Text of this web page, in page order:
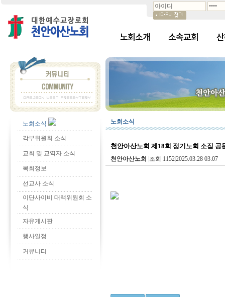
노회소개 소속교회
노회소식
각부위원회 소식
교회 및 교역자 소식
목회정보
선교사 소식
이단사이비 대책위원회 소
식
자유게시판
행사일정
커뮤니티
노회소식
천안아산노회 제18회 정기노회 소집 공
천안아산노회 조회 11522025.03.28 03:07